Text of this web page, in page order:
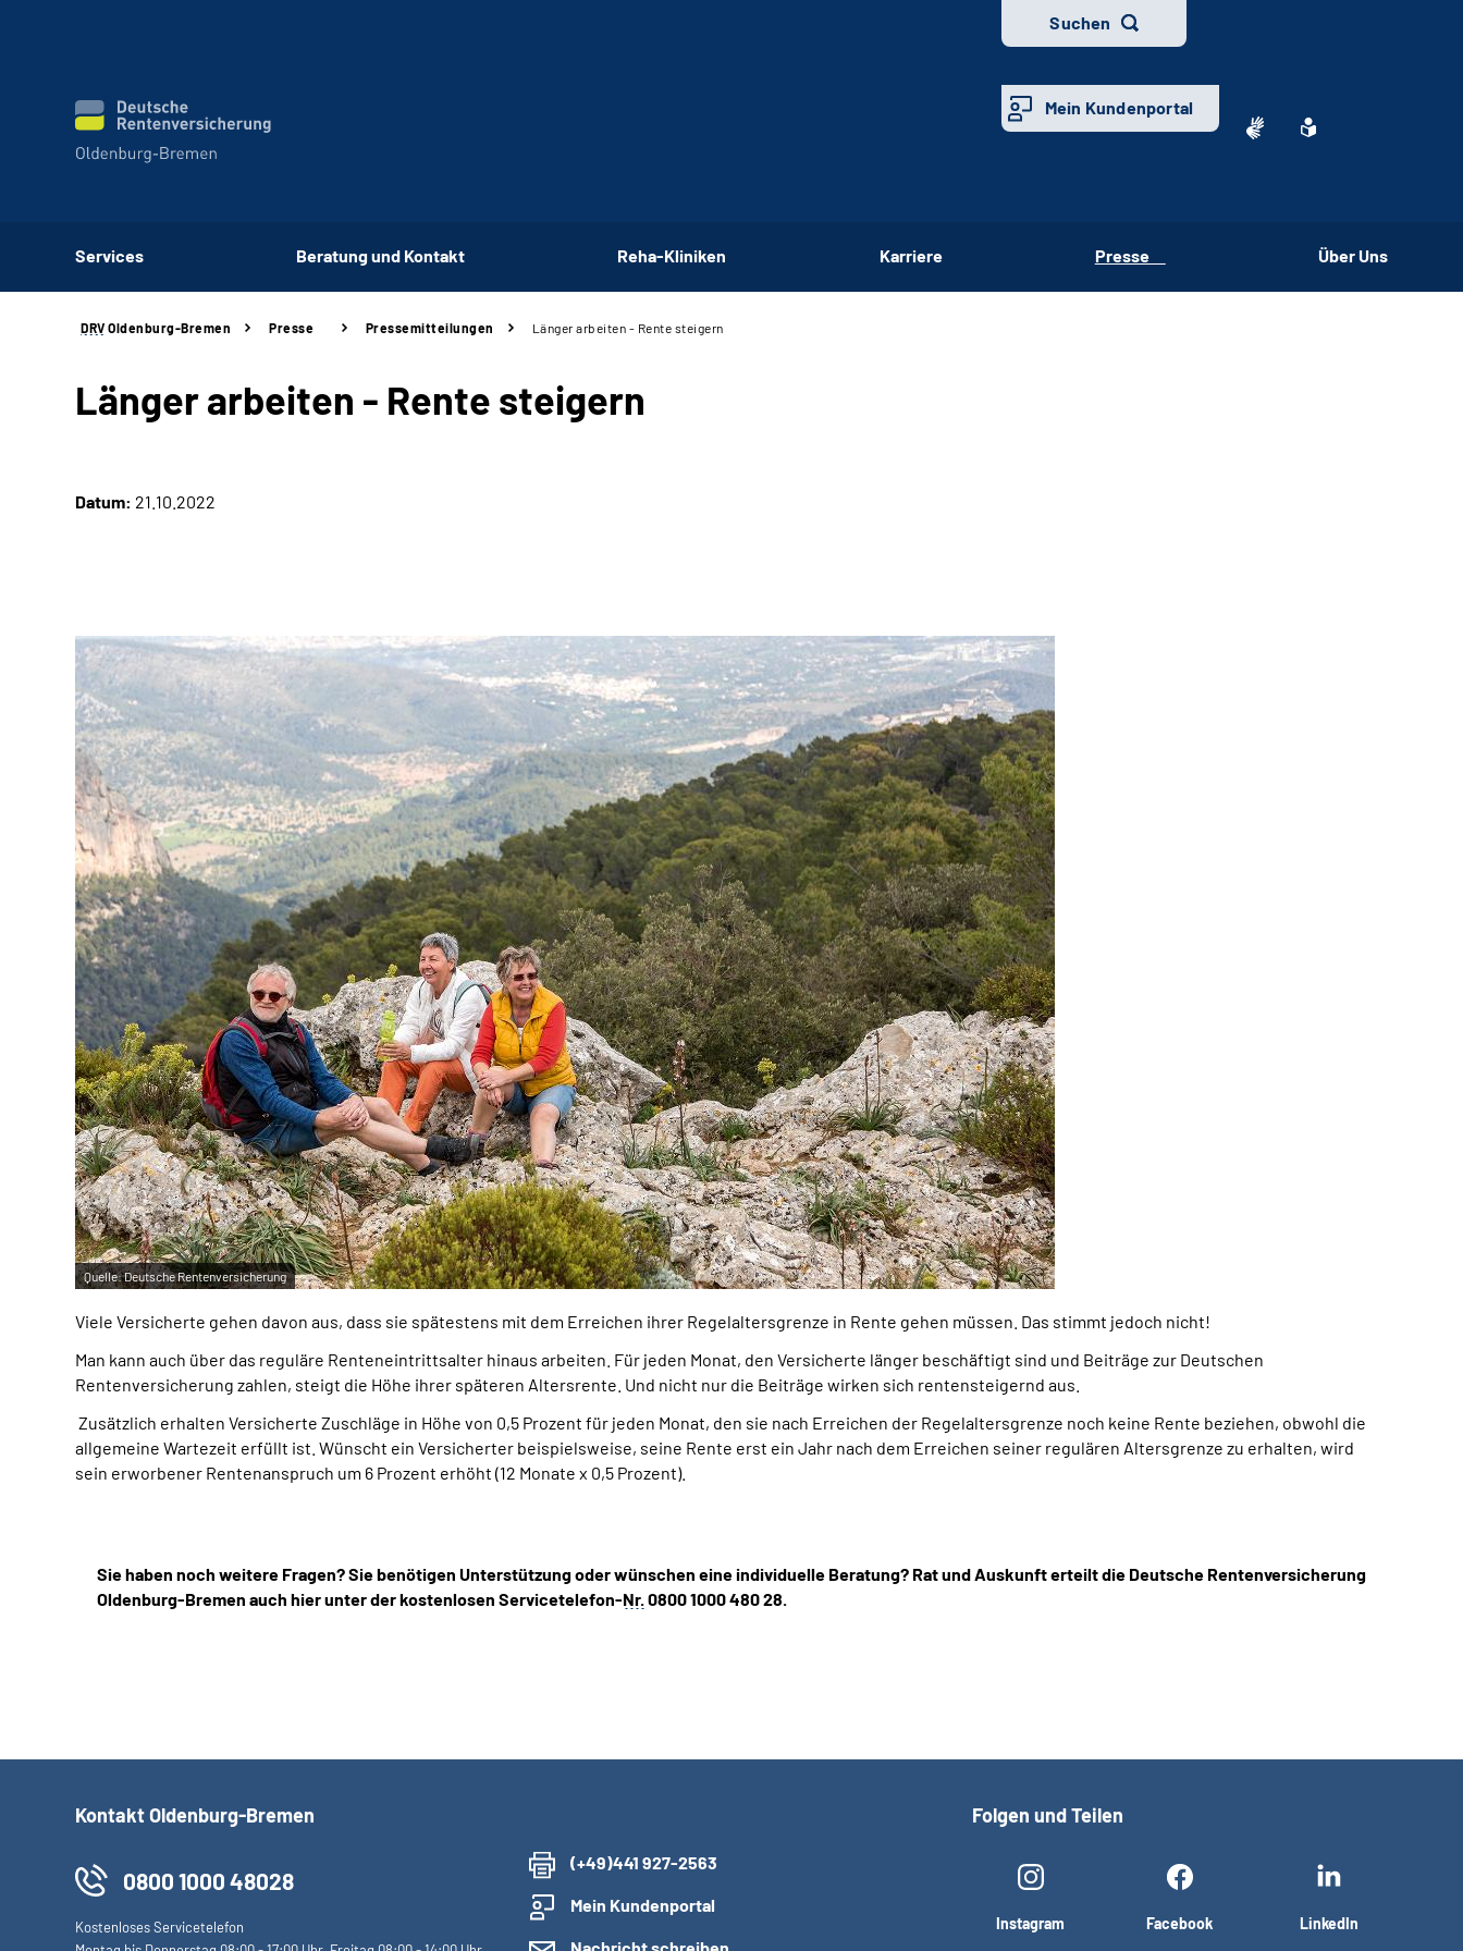
Suchen
Mein Kundenportal
Services Beratung und Kontakt Reha-Kliniken Karriere Presse Über Uns
DRV Oldenburg-Bremen Presse Pressemitteilungen Länger arbeiten - Rente steigern
Länger arbeiten - Rente steigern
Datum: 21.10.2022
Quelle:Deutsche Rentenversicherung
Viele Versicherte gehen davon aus, dass sie spätestens mit dem Erreichen ihrer Regelaltersgrenze in Rente gehen müssen. Das stimmt jedoch nicht!
Man kann auch über das reguläre Renteneintrittsalter hinaus arbeiten. Für jeden Monat, den Versicherte länger beschäftigt sind und Beiträge zur Deutschen
Rentenversicherung zahlen, steigt die Höhe ihrer späteren Altersrente. Und nicht nur die Beiträge wirken sich rentensteigernd aus.
Zusätzlich erhalten Versicherte Zuschläge in Höhe von 0,5 Prozent für jeden Monat, den sie nach Erreichen der Regelaltersgrenze noch keine Rente beziehen, obwohl die
allgemeine Wartezeit erfüllt ist. Wünscht ein Versicherter beispielsweise, seine Rente erst ein Jahr nach dem Erreichen seiner regulären Altersgrenze zu erhalten, wird
sein erworbener Rentenanspruch um 6 Prozent erhöht (12 Monate x 0,5 Prozent).
Sie haben noch weitere Fragen? Sie benötigen Unterstützung oder wünschen eine individuelle Beratung? Rat und Auskunft erteilt die Deutsche Rentenversicherung
Oldenburg-Bremen auch hier unter der kostenlosen Servicetelefon-Nr.0800 1000 480 28.
Kontakt Oldenburg-Bremen
0800 1000 48028
Kostenloses Servicetelefon
(+49)441 927-2563
Mein Kundenportal
Folgen und Teilen
Instagram Facebook LinkedIn